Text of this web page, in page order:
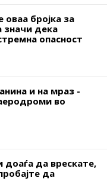
оваа бројка за
значи дека
опасност
и на мраз -
во
доаѓа да врескате,
да